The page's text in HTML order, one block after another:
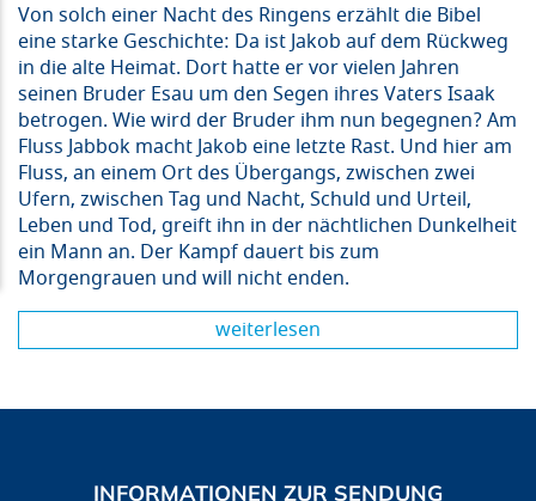
Von solch einer Nacht des Ringens erzählt die Bibel
eine starke Geschichte: Da ist Jakob auf dem Rückweg
in die alte Heimat. Dort hatte er vor vielen Jahren
seinen Bruder Esau um den Segen ihres Vaters Isaak
betrogen. Wie wird der Bruder ihm nun begegnen? Am
Fluss Jabbok macht Jakob eine letzte Rast. Und hier am
Fluss, an einem Ort des Übergangs, zwischen zwei
Ufern, zwischen Tag und Nacht, Schuld und Urteil,
Leben und Tod, greift ihn in der nächtlichen Dunkelheit
ein Mann an. Der Kampf dauert bis zum
Morgengrauen und will nicht enden.
weiterlesen